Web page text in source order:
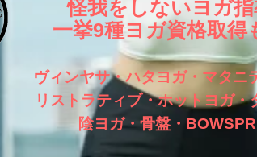
怪我をしないヨガ
一挙9種ヨガ資格取得
ヴィンヤサ・ハタヨガ・マタニ
リストラティブ・ホットヨガ・
陰ヨガ・骨盤・